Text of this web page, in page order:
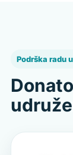
Podrška radu